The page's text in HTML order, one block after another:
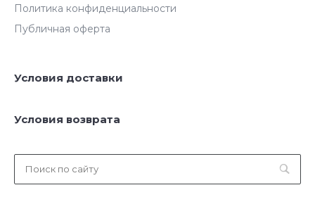
Политика конфиденциальности
Публичная оферта
Условия доставки
Условия возврата